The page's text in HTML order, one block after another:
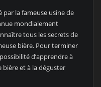
par la fameuse usine de
mondialement
tous les secrets de
bière. Pour terminer
d’apprendre à
et à la déguster